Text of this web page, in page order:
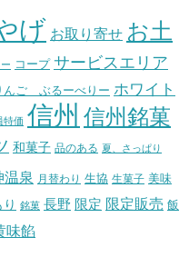
げ お取り寄せ お土
コープ サービスエリア
ご ぶるーべりー ホワイト
特価 信州 信州銘菓
和菓子 品のある 夏、さっぱり
温泉 月替わり 生協 生菓子 美味
銘菓 長野 限定 限定販売 飯
味餡